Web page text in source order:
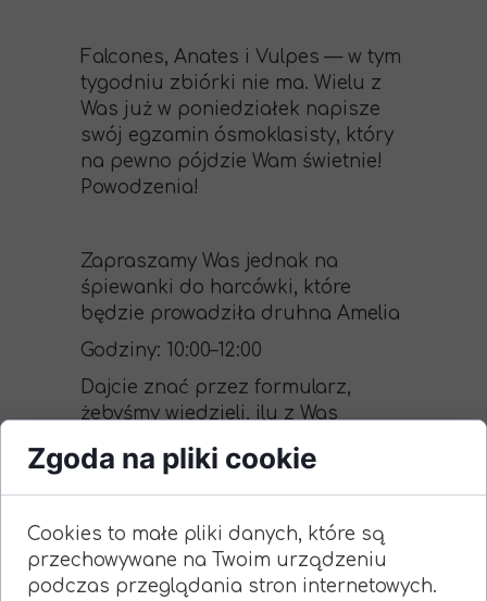
Falcones, Anates i Vulpes — w tym
tygodniu zbiórki nie ma. Wielu z
Was już w poniedziałek napisze
swój egzamin ósmoklasisty, który
na pewno pójdzie Wam świetnie!
Powodzenia!
Zapraszamy Was jednak na
śpiewanki do harcówki, które
będzie prowadziła druhna Amelia
Godziny: 10:00–12:00
Dajcie znać przez formularz,
żebyśmy wiedzieli, ilu z Was
→Śpiewanki – Wypełnij formularz
Feniks:
Zgoda na pliki cookie
Cookies to małe pliki danych, które są
przechowywane na Twoim urządzeniu
podczas przeglądania stron internetowych.